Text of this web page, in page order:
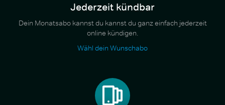
Jederzeit kündbar
Dein Monatsabo kannst du kannst du ganz einfach jederzeit
online kündigen.
Wähl dein Wunschabo